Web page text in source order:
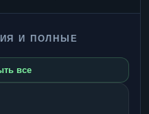
И ПОЛНЫЕ
все